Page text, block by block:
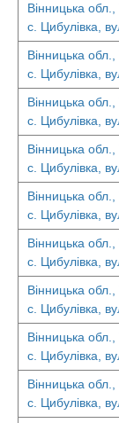
Вінницька
с. Цибулівка,
Вінницька
с. Цибулівка,
Вінницька
с. Цибулівка,
Вінницька
с. Цибулівка,
Вінницька
с. Цибулівка,
Вінницька
с. Цибулівка,
Вінницька
с. Цибулівка,
Вінницька
с. Цибулівка,
Вінницька
с. Цибулівка,